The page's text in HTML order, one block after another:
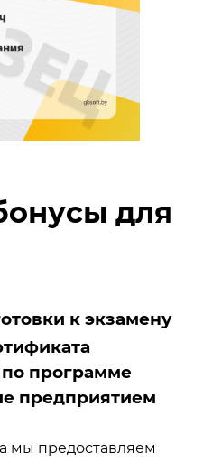
для
к экзамену
программе
предприятием
мы предоставляем